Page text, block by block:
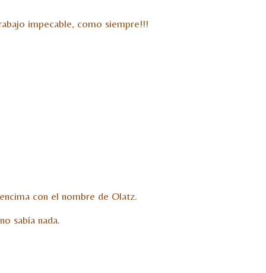
impecable, como siempre!!!
con el nombre de Olatz.
sabía nada.